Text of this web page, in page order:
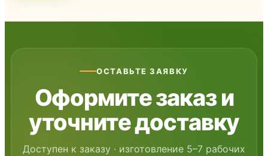
ОСТАВЬТЕ ЗАЯВКУ
Оформите заказ и
уточните доставку
Доступен к заказу · изготовление 5–7 рабочих